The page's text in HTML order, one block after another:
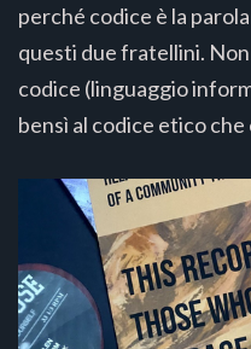
perché codice è la
questi due fratellini.
codice (linguaggio
bensì al codice etico